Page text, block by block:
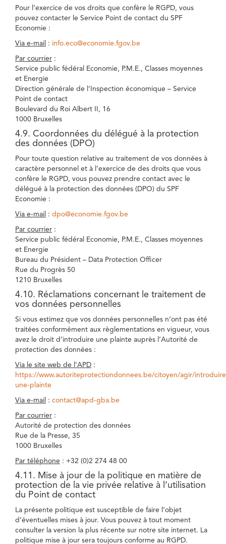
Pour l’exercice de vos droits que confère le RGPD, vous
pouvez contacter le Service Point de contact du SPF
Economie :
Via e-mail : info.eco@economie.fgov.be
Par courrier :
Service public fédéral Economie, P.M.E., Classes moyennes
et Energie
Direction générale de l’Inspection économique – Service
Point de contact
Boulevard du Roi Albert II, 16
1000 Bruxelles
4.9. Coordonnées du délégué à la protection
des données (DPO)
Pour toute question relative au traitement de vos données à
caractère personnel et à l’exercice de des droits que vous
confère le RGPD, vous pouvez prendre contact avec le
délégué à la protection des données (DPO) du SPF
Economie :
Via e-mail : dpo@economie.fgov.be
Par courrier :
Service public fédéral Economie, P.M.E., Classes moyennes
et Energie
Bureau du Président – Data Protection Officer
Rue du Progrès 50
1210 Bruxelles
4.10. Réclamations concernant le traitement de
vos données personnelles
Si vous estimez que vos données personnelles n’ont pas été
traitées conformément aux règlementations en vigueur, vous
avez le droit d’introduire une plainte auprès l’Autorité de
protection des données :
Via le site web de l’APD :
https://www.autoriteprotectiondonnees.be/citoyen/agir/
une-plainte
Via e-mail : contact@apd-gba.be
Par courrier :
Autorité de protection des données
Rue de la Presse, 35
1000 Bruxelles
Par téléphone : +32 (0)2 274 48 00
4.11. Mise à jour de la politique en matière de
protection de la vie privée relative à l’utilisation
du Point de contact
La présente politique est susceptible de faire l’objet
d’éventuelles mises à jour. Vous pouvez à tout moment
consulter la version la plus récente sur notre site internet. La
politique mise à jour sera toujours conforme au RGPD.